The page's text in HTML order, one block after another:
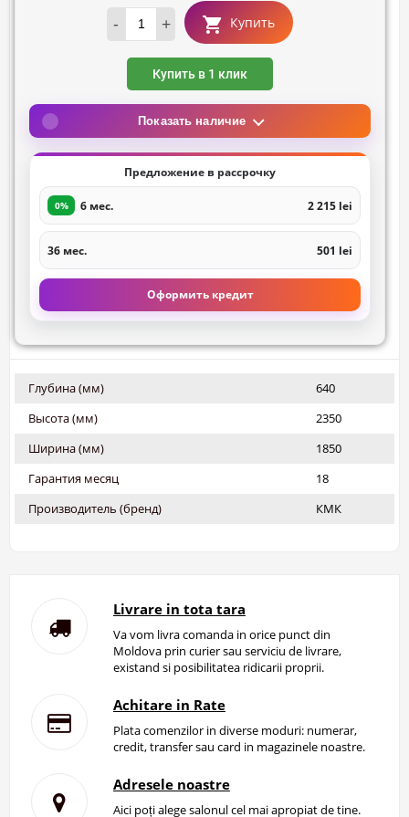
- + Купить
Купить в 1 клик
Показать наличие
Предложение в рассрочку
0% 6 мес. 2 215 lei
36 мес. 501 lei
Оформить кредит
Глубина (мм)
640
Высота (мм)
2350
Ширина (мм)
1850
Гарантия месяц
18
Производитель (бренд)
КМК
Livrare in tota tara
Va vom livra comanda in orice punct din
Moldova prin curier sau serviciu de livrare,
existand si posibilitatea ridicarii proprii.
Achitare in Rate
Plata comenzilor in diverse moduri: numerar,
credit, transfer sau card in magazinele noastre.
Adresele noastre
Aici poți alege salonul cel mai apropiat de tine.